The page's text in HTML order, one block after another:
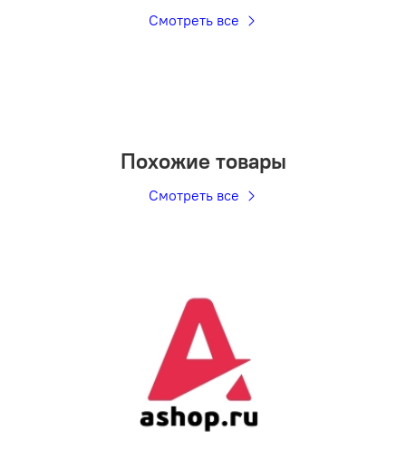
Смотреть все
Похожие товары
Смотреть все